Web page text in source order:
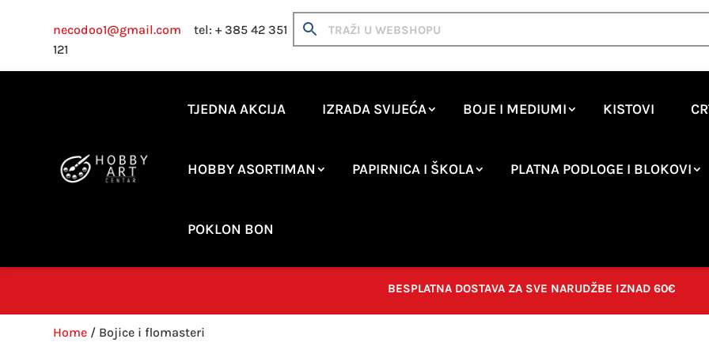
necodoo1@gmail.com tel: + 385 42 351
121
TJEDNA AKCIJA IZRADA SVIJEĆA BOJE I MEDIUMI KISTOVI
HOBBY ASORTIMAN PAPIRNICA I ŠKOLA PLATNA PODLOGE I BLOKOVI
POKLON BON
BESPLATNA DOSTAVA ZA SVE NARUDŽBE IZNAD 60€
Home / Bojice i flomasteri